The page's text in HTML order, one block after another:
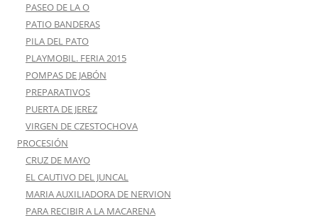
PASEO DE LA O
PATIO BANDERAS
PILA DEL PATO
PLAYMOBIL. FERIA 2015
POMPAS DE JABÓN
PREPARATIVOS
PUERTA DE JEREZ
VIRGEN DE CZESTOCHOVA
PROCESIÓN
CRUZ DE MAYO
EL CAUTIVO DEL JUNCAL
MARIA AUXILIADORA DE NERVION
PARA RECIBIR A LA MACARENA